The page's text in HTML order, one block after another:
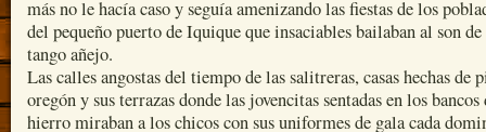
más no le hacía caso y seguía amenizando las fiestas de los
del pequeño puerto de Iquique que insaciables bailaban al son de
tango añejo.
Las calles angostas del tiempo de las salitreras, casas hechas de
oregón y sus terrazas donde las jovencitas sentadas en los bancos
hierro miraban a los chicos con sus uniformes de gala cada